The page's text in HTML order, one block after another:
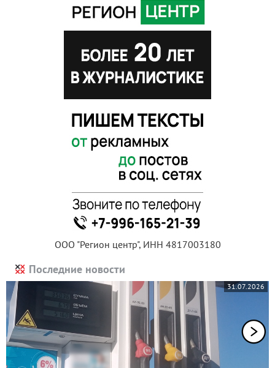
ООО "Регион центр", ИНН 4817003180
Последние новости
31.07.2026